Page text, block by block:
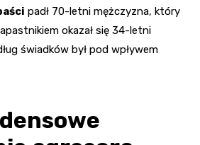
padł 70-letni mężczyzna, który
okazał się 34-letni
świadków był pod wpływem